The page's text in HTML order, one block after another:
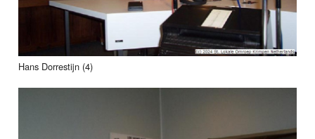
Hans Dorrestijn (4)